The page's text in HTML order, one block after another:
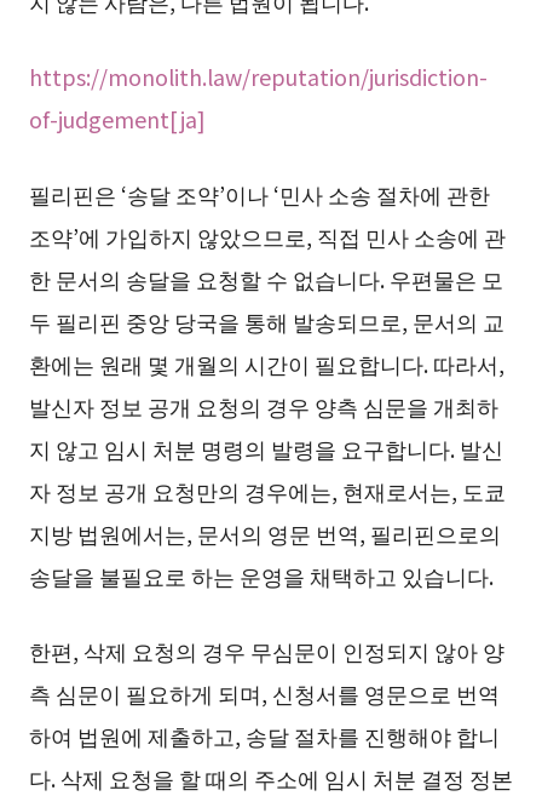
https://monolith.law/reputation/jurisdiction-
of-judgement[ja]
필리핀은 ‘송달 조약’이나 ‘민사 소송 절차에 관한
조약’에 가입하지 않았으므로, 직접 민사 소송에 관
한 문서의 송달을 요청할 수 없습니다. 우편물은 모
두 필리핀 중앙 당국을 통해 발송되므로, 문서의 교
환에는 원래 몇 개월의 시간이 필요합니다. 따라서,
발신자 정보 공개 요청의 경우 양측 심문을 개최하
지 않고 임시 처분 명령의 발령을 요구합니다. 발신
자 정보 공개 요청만의 경우에는, 현재로서는, 도쿄
지방 법원에서는, 문서의 영문 번역, 필리핀으로의
송달을 불필요로 하는 운영을 채택하고 있습니다.
한편, 삭제 요청의 경우 무심문이 인정되지 않아 양
측 심문이 필요하게 되며, 신청서를 영문으로 번역
하여 법원에 제출하고, 송달 절차를 진행해야 합니
다. 삭제 요청을 할 때의 주소에 임시 처분 결정 정본